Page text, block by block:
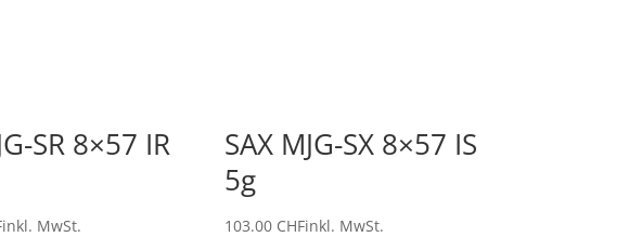
SR 8×57 IR
inkl. MwSt.
SAX MJG-SX 8×57 IS
5g
103.00 CHFinkl. MwSt.